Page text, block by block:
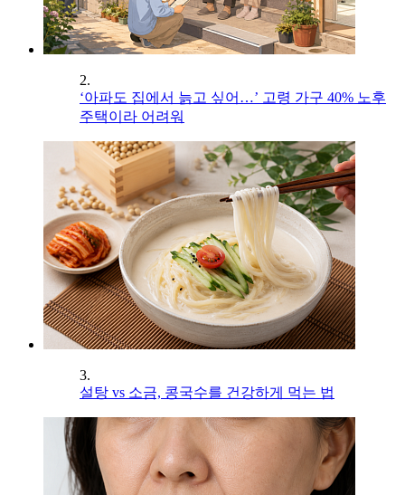
2.
‘아파도 집에서 늙고 싶어…’ 고령 가구 40% 노후
주택이라 어려워
3.
설탕 vs 소금, 콩국수를 건강하게 먹는 법